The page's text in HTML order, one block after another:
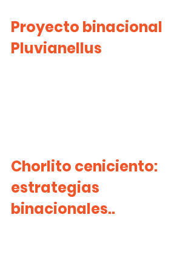
Proyecto binacional
Pluvianellus
Chorlito ceniciento:
estrategias
binacionales..